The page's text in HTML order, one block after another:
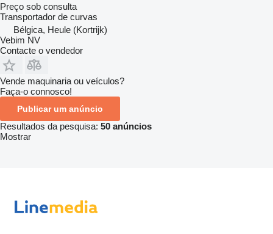
Preço sob consulta
Transportador de curvas
Bélgica, Heule (Kortrijk)
Vebim NV
Contacte o vendedor
Vende maquinaria ou veículos?
Faça-o connosco!
Publicar um anúncio
Resultados da pesquisa: 50 anúncios
Mostrar